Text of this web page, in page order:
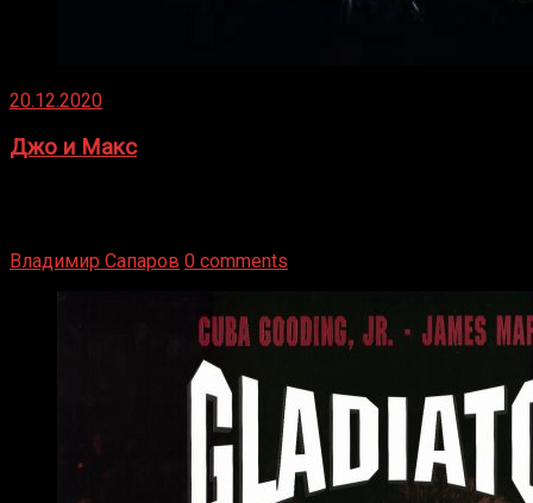
20.12.2020
Джо и Макс
Владимир Сапаров 0 comments